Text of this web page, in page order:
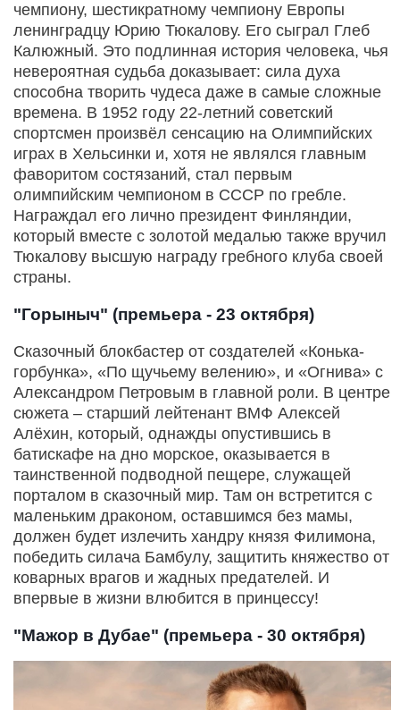
чемпиону, шестикратному чемпиону Европы
ленинградцу Юрию Тюкалову. Его сыграл Глеб
Калюжный. Это подлинная история человека, чья
невероятная судьба доказывает: сила духа
способна творить чудеса даже в самые сложные
времена. В 1952 году 22-летний советский
спортсмен произвёл сенсацию на Олимпийских
играх в Хельсинки и, хотя не являлся главным
фаворитом состязаний, стал первым
олимпийским чемпионом в СССР по гребле.
Награждал его лично президент Финляндии,
который вместе с золотой медалью также вручил
Тюкалову высшую награду гребного клуба своей
страны.
"Горыныч" (премьера - 23 октября)
Сказочный блокбастер от создателей «Конька-
горбунка», «По щучьему велению», и «Огнива» с
Александром Петровым в главной роли. В центре
сюжета – старший лейтенант ВМФ Алексей
Алёхин, который, однажды опустившись в
батискафе на дно морское, оказывается в
таинственной подводной пещере, служащей
порталом в сказочный мир. Там он встретится с
маленьким драконом, оставшимся без мамы,
должен будет излечить хандру князя Филимона,
победить силача Бамбулу, защитить княжество от
коварных врагов и жадных предателей. И
впервые в жизни влюбится в принцессу!
"Мажор в Дубае" (премьера - 30 октября)